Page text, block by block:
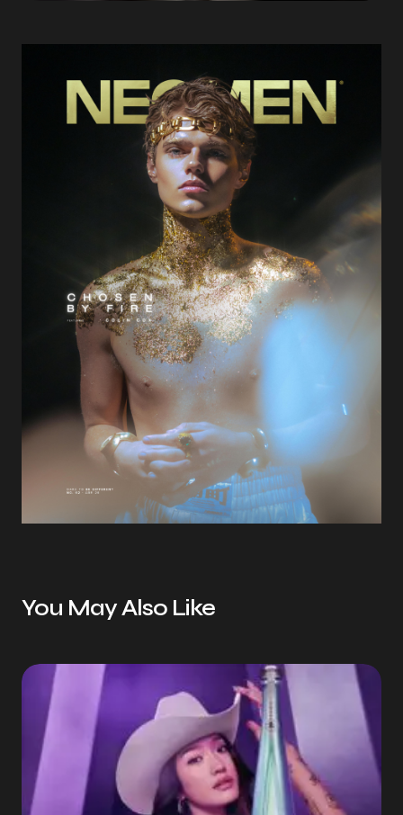
You May Also Like